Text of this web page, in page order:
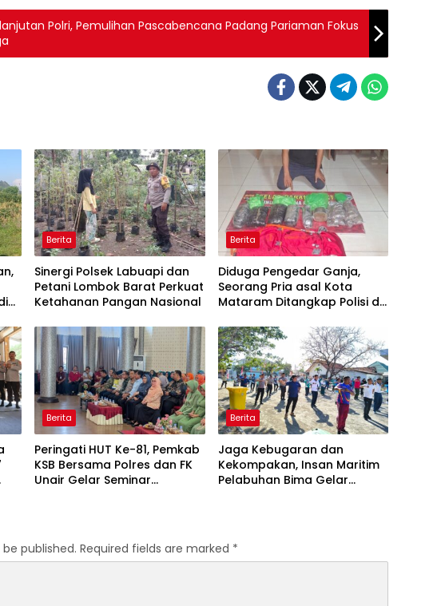
Polri, Pemulihan Pascabencana Padang Pariaman Fokus
Berita
Sinergi Polsek Labuapi dan
Petani Lombok Barat Perkuat
Ketahanan Pangan Nasional
Berita
Diduga Pengedar Ganja,
Seorang Pria asal Kota
Mataram Ditangkap Polisi di
Berita
Peringati HUT Ke-81, Pemkab
KSB Bersama Polres dan FK
Unair Gelar Seminar
Berita
Jaga Kebugaran dan
Kekompakan, Insan Maritim
Pelabuhan Bima Gelar
published. Required fields are marked *